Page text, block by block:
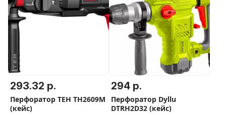
293.32 р.
Перфоратор TEH TH2609M
(кейс)
294 р.
Перфоратор Dyllu
DTRH2D32 (кейс)